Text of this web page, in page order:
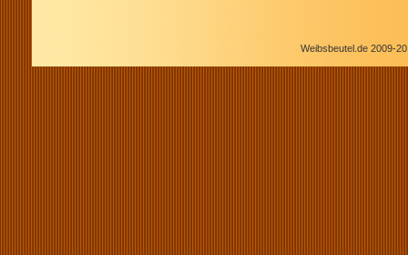
Weibsbeutel.de 2009-